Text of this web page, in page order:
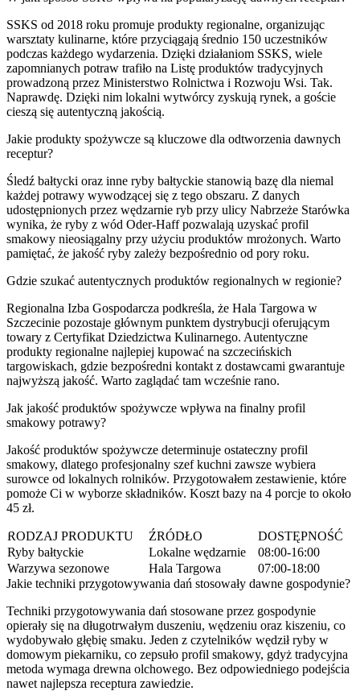
SSKS od 2018 roku promuje produkty regionalne, organizując
warsztaty kulinarne, które przyciągają średnio 150 uczestników
podczas każdego wydarzenia. Dzięki działaniom SSKS, wiele
zapomnianych potraw trafiło na Listę produktów tradycyjnych
prowadzoną przez Ministerstwo Rolnictwa i Rozwoju Wsi. Tak.
Naprawdę. Dzięki nim lokalni wytwórcy zyskują rynek, a goście
cieszą się autentyczną jakością.
Jakie produkty spożywcze są kluczowe dla odtworzenia dawnych
receptur?
Śledź bałtycki oraz inne ryby bałtyckie stanowią bazę dla niemal
każdej potrawy wywodzącej się z tego obszaru. Z danych
udostępnionych przez wędzarnie ryb przy ulicy Nabrzeże Starówka
wynika, że ryby z wód Oder-Haff pozwalają uzyskać profil
smakowy nieosiągalny przy użyciu produktów mrożonych. Warto
pamiętać, że jakość ryby zależy bezpośrednio od pory roku.
Gdzie szukać autentycznych produktów regionalnych w regionie?
Regionalna Izba Gospodarcza podkreśla, że Hala Targowa w
Szczecinie pozostaje głównym punktem dystrybucji oferującym
towary z Certyfikat Dziedzictwa Kulinarnego. Autentyczne
produkty regionalne najlepiej kupować na szczecińskich
targowiskach, gdzie bezpośredni kontakt z dostawcami gwarantuje
najwyższą jakość. Warto zaglądać tam wcześnie rano.
Jak jakość produktów spożywcze wpływa na finalny profil
smakowy potrawy?
Jakość produktów spożywcze determinuje ostateczny profil
smakowy, dlatego profesjonalny szef kuchni zawsze wybiera
surowce od lokalnych rolników. Przygotowałem zestawienie, które
pomoże Ci w wyborze składników. Koszt bazy na 4 porcje to około
45 zł.
RODZAJ PRODUKTU ŹRÓDŁO
DOSTĘPNOŚĆ
Ryby bałtyckie
Lokalne wędzarnie
08:00-16:00
Warzywa sezonowe
Hala Targowa
07:00-18:00
Jakie techniki przygotowywania dań stosowały dawne gospodynie?
Techniki przygotowywania dań stosowane przez gospodynie
opierały się na długotrwałym duszeniu, wędzeniu oraz kiszeniu, co
wydobywało głębię smaku. Jeden z czytelników wędził ryby w
domowym piekarniku, co zepsuło profil smakowy, gdyż tradycyjna
metoda wymaga drewna olchowego. Bez odpowiedniego podejścia
nawet najlepsza receptura zawiedzie.